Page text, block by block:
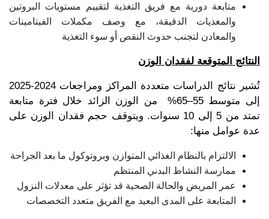
متابعة دورية مع فريق التغذية لتقييم مستويات البروتين
والمغذيات الدقيقة، مع وصف مكملات الفيتامينات
والمعادن لتجنب حدوث النقص أو سوء التغذية
النتائج المتوقعة لفقدان الوزن
تُشير نتائج الدراسات متعددة المراكز ومراجعات 2024-2025
إلى متوسط 55–65% من الوزن الزائد خلال فترة متابعة
تمتد من 5 إلى 10 سنوات. ويتوقف حجم فقدان الوزن على
عدة عوامل منها:
الالتزام بالنظام الغذائي المتوازن وبروتوكول ما بعد الجراحة
ممارسة النشاط البدني المنتظم
عمر المريض والحالة الصحية قد تؤثر على معدلات النزول
المتابعة على المدى البعيد مع الفريق متعدد التخصصات